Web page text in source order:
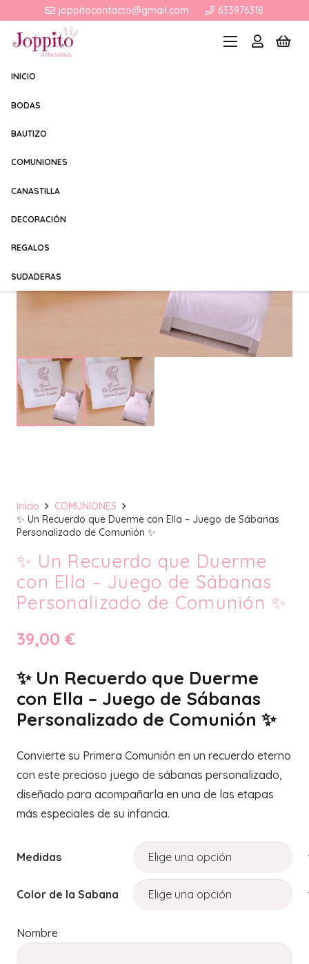
joppitocontacto@gmail.com 633976318
INICIO
BODAS
BAUTIZO
COMUNIONES
CANASTILLA
DECORACIÓN
REGALOS
SUDADERAS
Inicio
COMUNIONES
✨ Un Recuerdo que Duerme con Ella – Juego de Sábanas
Personalizado de Comunión ✨
✨ Un Recuerdo que Duerme
con Ella – Juego de Sábanas
Personalizado de Comunión ✨
39,00 €
✨ Un Recuerdo que Duerme
con Ella – Juego de Sábanas
Personalizado de Comunión ✨
Convierte su Primera Comunión en un recuerdo eterno
con este precioso juego de sábanas personalizado,
diseñado para acompañarla en una de las etapas
más especiales de su infancia.
Medidas
Color de la Sabana
Nombre